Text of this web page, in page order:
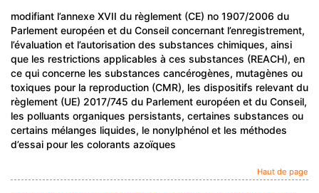
modifiant l’annexe XVII du règlement (CE) no 1907/2006 du
Parlement européen et du Conseil concernant l’enregistrement,
l’évaluation et l’autorisation des substances chimiques, ainsi
que les restrictions applicables à ces substances (REACH), en
ce qui concerne les substances cancérogènes, mutagènes ou
toxiques pour la reproduction (CMR), les dispositifs relevant du
règlement (UE) 2017/745 du Parlement européen et du Conseil,
les polluants organiques persistants, certaines substances ou
certains mélanges liquides, le nonylphénol et les méthodes
d’essai pour les colorants azoïques
Haut de page